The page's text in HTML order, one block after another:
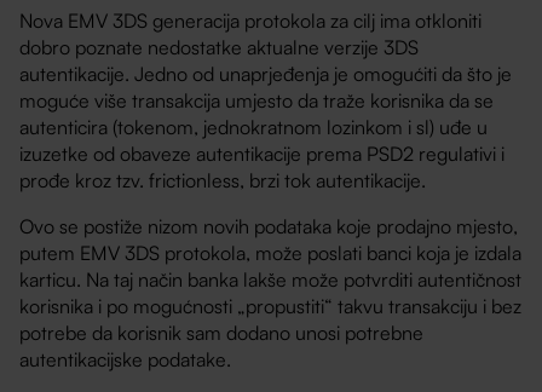
Nova EMV 3DS generacija protokola za cilj ima otkloniti
dobro poznate nedostatke aktualne verzije 3DS
autentikacije. Jedno od unaprjeđenja je omogućiti da što je
moguće više transakcija umjesto da traže korisnika da se
autenticira (tokenom, jednokratnom lozinkom i sl) uđe u
izuzetke od obaveze autentikacije prema PSD2 regulativi i
prođe kroz tzv. frictionless, brzi tok autentikacije.
Ovo se postiže nizom novih podataka koje prodajno mjesto,
putem EMV 3DS protokola, može poslati banci koja je izdala
karticu. Na taj način banka lakše može potvrditi autentičnost
korisnika i po mogućnosti „propustiti“ takvu transakciju i bez
potrebe da korisnik sam dodano unosi potrebne
autentikacijske podatake.